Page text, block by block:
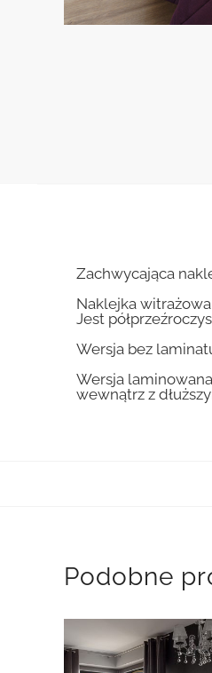
Zachwycająca
Naklejka
Jest
Wersja bez
Wersja
wewnątrz z
Podobne